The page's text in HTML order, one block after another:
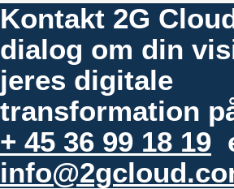
Kontakt 2G
dialog om din
jeres digitale
transformation
+ 45 36 99 18 19